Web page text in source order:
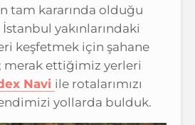
tam kararında olduğu
yakınlarındaki
keşfetmek için şahane
merak ettiğimiz yerleri
Navi ile rotalarımızı
yollarda bulduk.